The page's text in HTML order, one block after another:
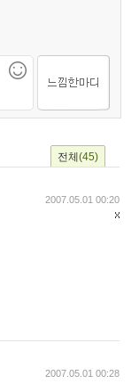
전체(45)
2007.05.01 00:20
2007.05.01 00:28